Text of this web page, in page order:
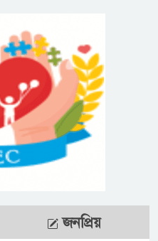
জনপ্রিয়